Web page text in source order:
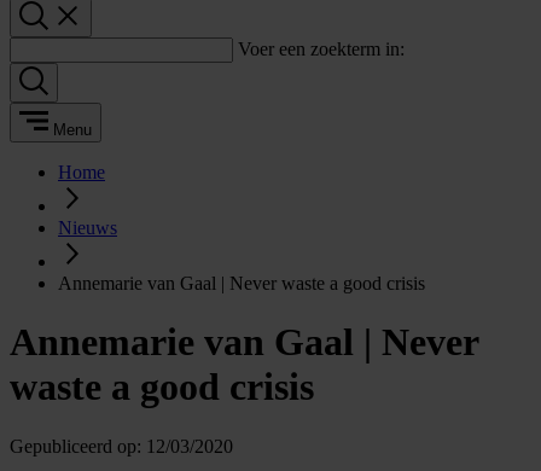
Voer een zoekterm in:
Menu
Home
Nieuws
Annemarie van Gaal | Never waste a good crisis
Annemarie van Gaal | Never
waste a good crisis
Gepubliceerd op: 12/03/2020